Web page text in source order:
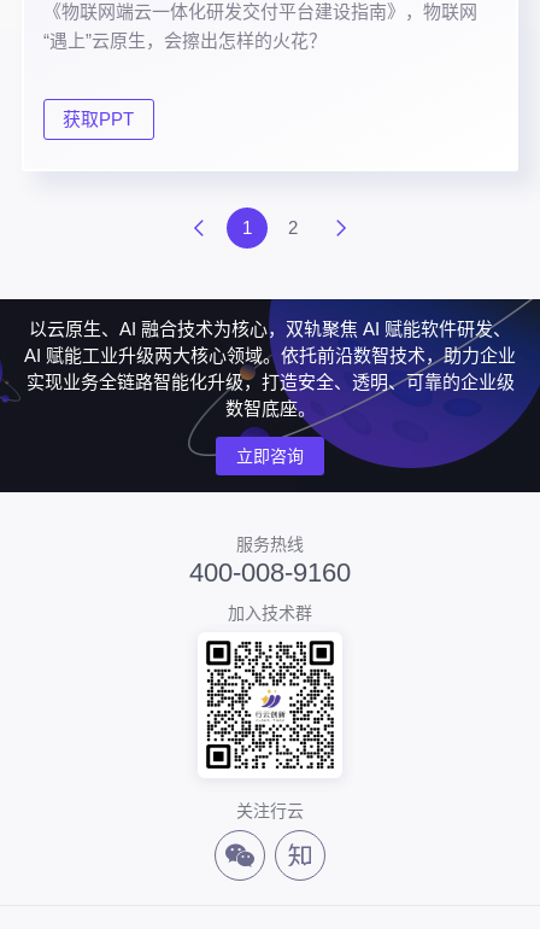
《物联网端云一体化研发交付平台建设指南》，物联网
“遇上”云原生，会擦出怎样的火花？
获取PPT
1 2
以云原生、AI 融合技术为核心，双轨聚焦 AI 赋能软件研发、
AI 赋能工业升级两大核心领域。依托前沿数智技术，助力企业
实现业务全链路智能化升级，打造安全、透明、可靠的企业级
数智底座。
立即咨询
服务热线
400-008-9160
加入技术群
关注行云